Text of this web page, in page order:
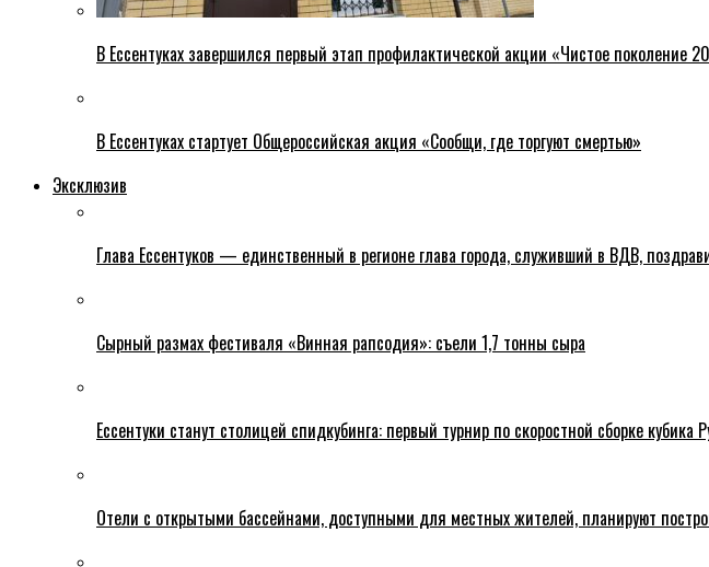
В Ессентуках завершился первый этап профилактической акции «Чистое поколение
В Ессентуках стартует Общероссийская акция «Сообщи, где торгуют смертью»
Эксклюзив
Глава Ессентуков — единственный в регионе глава города, служивший в ВДВ,
Сырный размах фестиваля «Винная рапсодия»: съели 1,7 тонны сыра
Ессентуки станут столицей спидкубинга: первый турнир по скоростной сборке кубика
Отели с открытыми бассейнами, доступными для местных жителей, планируют